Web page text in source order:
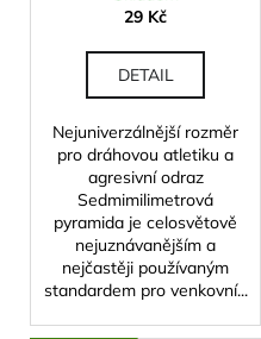
Edition
29 Kč
DETAIL
Nejuniverzálnější rozměr
pro dráhovou atletiku a
agresivní odraz
Sedmimilimetrová
pyramida je celosvětově
nejuznávanějším a
nejčastěji používaným
standardem pro venkovní...